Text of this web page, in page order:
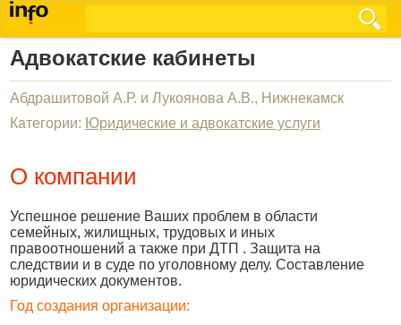
Адвокатские кабинеты
Абдрашитовой А.Р. и Лукоянова А.В., Нижнекамск
Категории: Юридические и адвокатские услуги
О компании
Успешное решение Ваших проблем в области
семейных, жилищных, трудовых и иных
правоотношений а также при ДТП . Защита на
следствии и в суде по уголовному делу. Составление
юридических документов.
Год создания организации: